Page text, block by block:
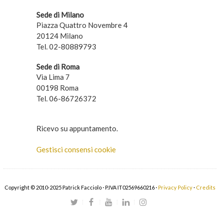
Sede di Milano
Piazza Quattro Novembre 4
20124 Milano
Tel. 02-80889793
Sede di Roma
Via Lima 7
00198 Roma
Tel. 06-86726372
Ricevo su appuntamento.
Gestisci consensi cookie
Copyright © 2010-2025 Patrick Facciolo · P.IVA IT02569660216 ·Privacy Policy· Credits